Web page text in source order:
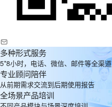
多种形式服务
5*8小时，电话、微信、邮件等全渠道
专业顾问陪伴
从前期需求交流到后期使用报告
全场景产品培训